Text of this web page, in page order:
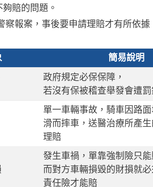
賠的問題。
報案，事後要申請理賠才有所依據
簡易說明
政府規定必保保障，
若沒有保被稽查舉發會遭
單一車輛事故，騎車因路
滑而摔車，送醫治療所產
理賠
發生車禍，單靠強制險只能
而對方車輛損毀的財損就
責任險才能賠